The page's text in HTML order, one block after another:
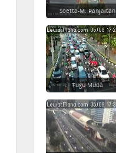
Soetta-M. Panjaitan
Tugu Muda